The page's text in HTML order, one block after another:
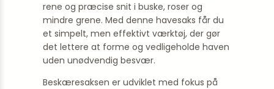
rene og præcise snit i buske, roser og
mindre grene. Med denne havesaks får du
et simpelt, men effektivt værktøj, der gør
det lettere at forme og vedligeholde haven
uden unødvendig besvær.
Beskæresaksen er udviklet med fokus på